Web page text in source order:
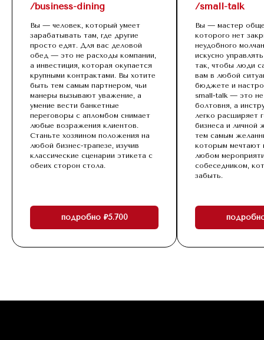
/business-dining
Вы — человек, который умеет
зарабатывать там, где другие
просто едят. Для вас деловой
обед — это не расходы компании,
а инвестиция, которая окупается
крупными контрактами. Вы хотите
быть тем самым партнером, чьи
манеры вызывают уважение, а
умение вести банкетные
переговоры с апломбом снимает
любые возражения клиентов.
Станьте хозяином положения на
любой бизнес-трапезе, изучив
классические сценарии этикета с
обеих сторон стола.
подробно ₽5.700
/small-talk
Вы — мастер
которого нет
неудобного
искусно
так, чтобы люди
вам в любой
бюджете и
small-talk — это не
болтовня, а
легко расширяет
бизнеса и личной
тем самым
которым мечтают
любом
собеседником,
забыть.